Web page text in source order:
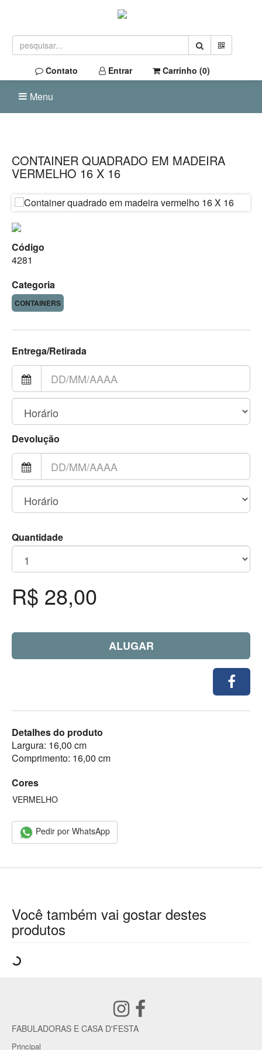
Contato Entrar Carrinho (0)
Menu
CONTAINER QUADRADO EM MADEIRA
VERMELHO 16 X 16
Código
4281
Categoria
CONTAINERS
Entrega/Retirada
Devolução
Quantidade
R$ 28,00
ALUGAR
Detalhes do produto
Largura: 16,00 cm
Comprimento: 16,00 cm
Cores
VERMELHO
Pedir por WhatsApp
Você também vai gostar destes
produtos
FABULADORAS E CASA D'FESTA
Principal